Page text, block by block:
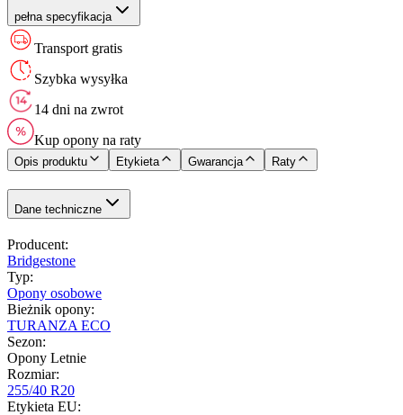
pełna specyfikacja
Transport gratis
Szybka wysyłka
14 dni na zwrot
Kup opony na raty
Opis produktu Etykieta Gwarancja Raty
Dane techniczne
Producent:
Bridgestone
Typ:
Opony osobowe
Bieżnik opony:
TURANZA ECO
Sezon:
Opony Letnie
Rozmiar:
255/40 R20
Etykieta EU: